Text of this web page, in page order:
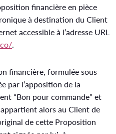
financière en pièce
à destination du Client
accessible à l’adresse URL
financière, formulée sous
par l’apposition de la
“Bon pour commande” et
alors au Client de
de cette Proposition